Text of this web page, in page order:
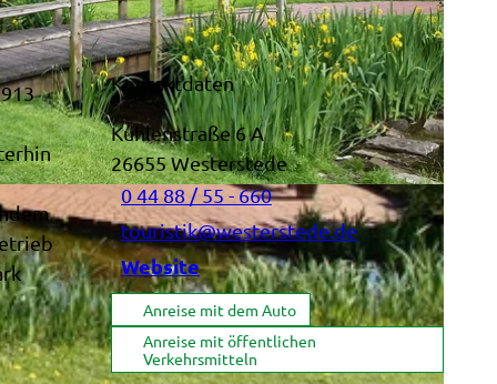
Kontaktdaten
Kuhlenstraße 6 A
26655Westerstede
0 44 88 / 55 - 660
touristik@westerstede.de
Website
Anreise mit dem Auto
Anreise mit öffentlichen
Verkehrsmitteln